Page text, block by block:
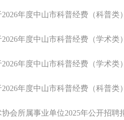
年度中山市科普经费（科普类
年度中山市科普经费（学术类
年度中山市科普经费（学术类
年度中山市科普经费（科普类
会所属事业单位2025年公开招聘